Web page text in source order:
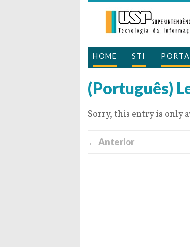
HOME STI
(Português)
Sorry, this entry is only
← Anterior